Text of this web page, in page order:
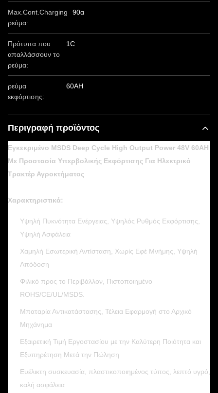
Max.Cont.Charging
ρεύμα:
90α
Πρότυπα που
απαλλάσσουν το
ρεύμα:
1C
ρεύμα
εκφόρτισης:
60AH
Περιγραφή προϊόντος
Εγκεκριμένο MSDS Deep Cycle High Output Power 48V 60AH
Με Προστασία Υπερβολικής Εκφόρτισης Για Ηλεκτρικό
Τρακτέρ Αγροκτήματος
Χαρακτηριστικά:
Υψηλή Πυκνότητα Ενέργειας, Υψηλός Ρυθμός Εκφόρτισης,
Υψηλή Ασφάλεια
Χαμηλή Εσωτερική Αντίσταση, Χωρίς Εφέ Μνήμης, Υψηλή
Απόδοση
Φιλικό προς το Περιβάλλον, Πιστοποιημένο
ROHS/CE/UL/MSDS.
Μπαταρία Αντικατάστασης, Τέλεια Εφαρμογή στο Αρχικό
Μηχάνημα
Εξαιρετική Τιμή Εργοστασίου με την Καλύτερη Ποιότητα και
Εξυπηρέτηση Μετά την Πώληση
Ευέλικτη συσκευασία, πλαστικοποιημένος τύπος, λεπτό υγρό,
καλή ασφάλεια